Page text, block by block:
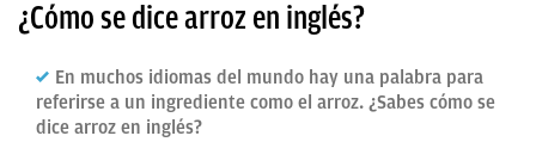
¿Cómo se dice arroz en inglés?
En muchos idiomas del mundo hay una palabra para
referirse a un ingrediente como el arroz. ¿Sabes cómo se
dice arroz en inglés?